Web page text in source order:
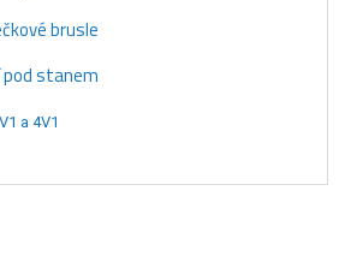
brusle
stanem
a 4V1